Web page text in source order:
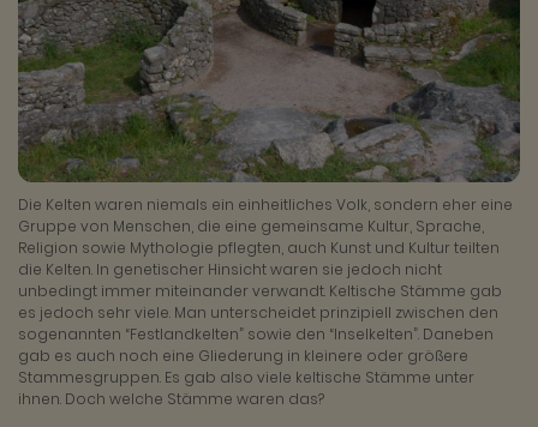
Die Kelten waren niemals ein einheitliches Volk, sondern eher eine
Gruppe von Menschen, die eine gemeinsame Kultur, Sprache,
Religion sowie Mythologie pflegten, auch Kunst und Kultur teilten
die Kelten. In genetischer Hinsicht waren sie jedoch nicht
unbedingt immer miteinander verwandt. Keltische Stämme gab
es jedoch sehr viele. Man unterscheidet prinzipiell zwischen den
sogenannten “Festlandkelten” sowie den “Inselkelten”. Daneben
gab es auch noch eine Gliederung in kleinere oder größere
Stammesgruppen. Es gab also viele keltische Stämme unter
ihnen. Doch welche Stämme waren das?